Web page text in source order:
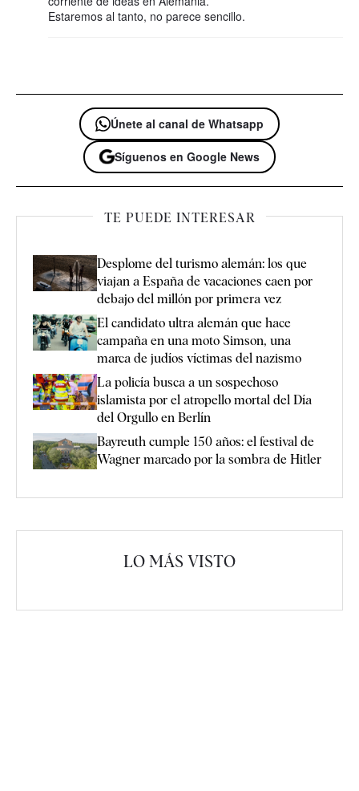
Estaremos al tanto, no parece sencillo.
Únete al canal de Whatsapp
Síguenos en Google News
TE PUEDE INTERESAR
Desplome del turismo alemán: los que
viajan a España de vacaciones caen por
debajo del millón por primera vez
El candidato ultra alemán que hace
campaña en una moto Simson, una
marca de judíos víctimas del nazismo
La policía busca a un sospechoso
islamista por el atropello mortal del Día
del Orgullo en Berlín
Bayreuth cumple 150 años: el festival de
Wagner marcado por la sombra de Hitler
LO MÁS VISTO